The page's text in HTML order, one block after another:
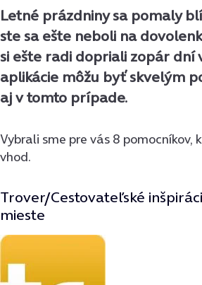
Letné prázdniny sa pomaly
ste sa ešte neboli na
si ešte radi dopriali zopár dní
aplikácie môžu byť skvelým
aj v tomto prípade.
Vybrali sme pre vás 8 pomocníkov,
vhod.
Trover/Cestovateľské
mieste